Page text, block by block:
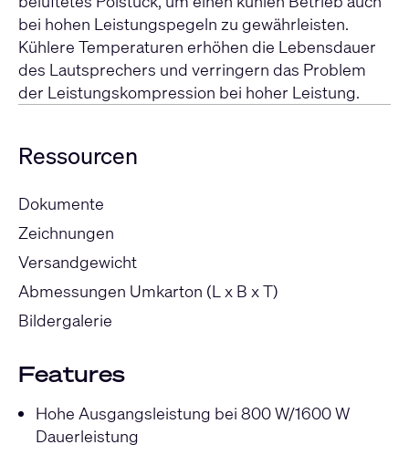
bei hohen Leistungspegeln zu gewährleisten.
Kühlere Temperaturen erhöhen die Lebensdauer
des Lautsprechers und verringern das Problem
der Leistungskompression bei hoher Leistung.
Ressourcen
Dokumente
Zeichnungen
Versandgewicht
Abmessungen Umkarton (L x B x T)
Bildergalerie
Features
Hohe Ausgangsleistung bei 800 W/1600 W
Dauerleistung